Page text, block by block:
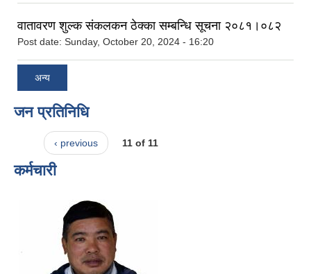
वातावरण शुल्क संकलकन ठेक्का सम्बन्धि सूचना २०८१।०८२
Post date: Sunday, October 20, 2024 - 16:20
अन्य
जन प्रतिनिधि
‹ previous 11 of 11
कर्मचारी